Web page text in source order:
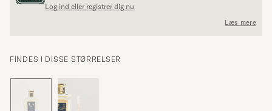
Log ind eller registrer dig nu
Læs mere
FINDES I DISSE STØRRELSER